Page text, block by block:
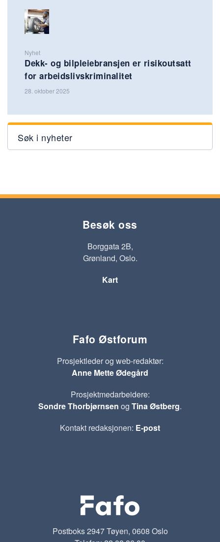
Nyhet
Dekk- og bilpleiebransjen er risikoutsatt
for arbeidslivskriminalitet
28. oktober 2025
Søk i nyheter
Besøk oss
Borggata 2B,
Grønland, Oslo.
Kart
Fafo Østforum
Prosjektleder og web-redaktør:
Anne Mette Ødegård
Prosjektmedarbeidere:
Sondre Thorbjørnsen og Tina Østberg.
Kontakt redaksjonen: E-post
Postboks 2947 Tøyen, 0608 Oslo